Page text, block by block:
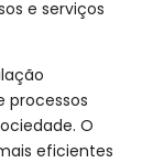
e serviços
processos
O
eficientes